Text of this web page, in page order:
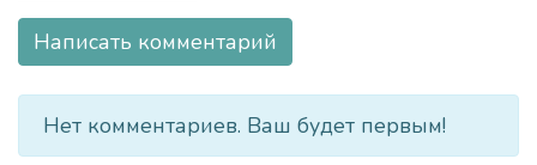
Написать комментарий
Нет комментариев. Ваш будет первым!